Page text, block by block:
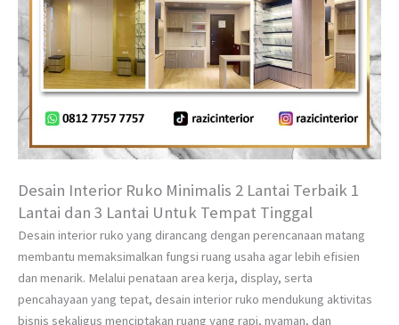
Desain Interior Ruko Minimalis 2 Lantai Terbaik 1
Lantai dan 3 Lantai Untuk Tempat Tinggal
Desain interior ruko yang dirancang dengan perencanaan matang
membantu memaksimalkan fungsi ruang usaha agar lebih efisien
dan menarik. Melalui penataan area kerja, display, serta
pencahayaan yang tepat, desain interior ruko mendukung aktivitas
bisnis sekaligus menciptakan ruang yang rapi, nyaman, dan